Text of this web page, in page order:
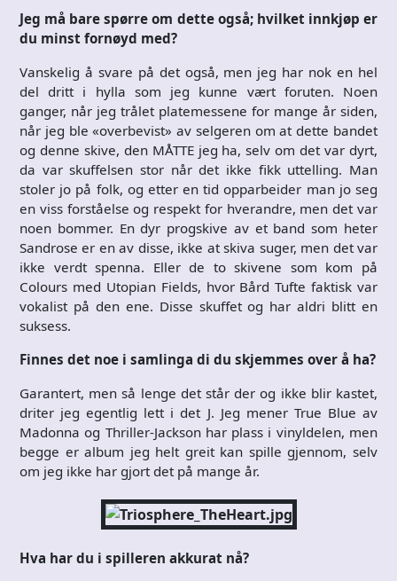
Jeg må bare spørre om dette også; hvilket innkjøp er
du minst fornøyd med?
Vanskelig å svare på det også, men jeg har nok en hel
del dritt i hylla som jeg kunne vært foruten. Noen
ganger, når jeg trålet platemessene for mange år siden,
når jeg ble «overbevist» av selgeren om at dette bandet
og denne skive, den MÅTTE jeg ha, selv om det var dyrt,
da var skuffelsen stor når det ikke fikk uttelling. Man
stoler jo på folk, og etter en tid opparbeider man jo seg
en viss forståelse og respekt for hverandre, men det var
noen bommer. En dyr progskive av et band som heter
Sandrose er en av disse, ikke at skiva suger, men det var
ikke verdt spenna. Eller de to skivene som kom på
Colours med Utopian Fields, hvor Bård Tufte faktisk var
vokalist på den ene. Disse skuffet og har aldri blitt en
suksess.
Finnes det noe i samlinga di du skjemmes over å ha?
Garantert, men så lenge det står der og ikke blir kastet,
driter jeg egentlig lett i det J. Jeg mener True Blue av
Madonna og Thriller-Jackson har plass i vinyldelen, men
begge er album jeg helt greit kan spille gjennom, selv
om jeg ikke har gjort det på mange år.
Hva har du i spilleren akkurat nå?